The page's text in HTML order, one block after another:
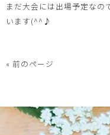
まだ大会には出場予定なの
います(^^♪
« 前のページ